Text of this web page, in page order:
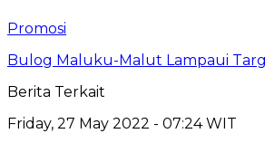
Promosi
Bulog Maluku-Malut Lampaui
Berita Terkait
Friday, 27 May 2022 - 07:24 WIT